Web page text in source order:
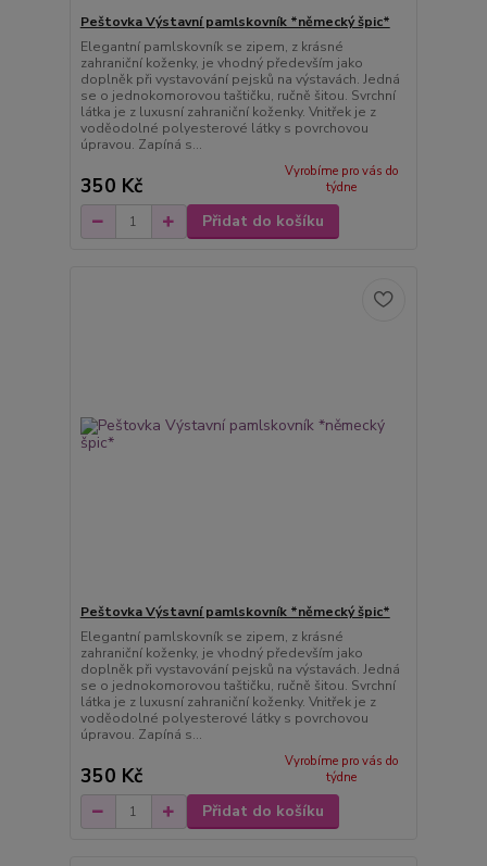
Peštovka Výstavní pamlskovník *německý špic*
Elegantní pamlskovník se zipem, z krásné
zahraniční koženky, je vhodný především jako
doplněk při vystavování pejsků na výstavách. Jedná
se o jednokomorovou taštičku, ručně šitou. Svrchní
látka je z luxusní zahraniční koženky. Vnitřek je z
voděodolné polyesterové látky s povrchovou
úpravou. Zapíná s...
350 Kč
Vyrobíme pro vás do
týdne
Přidat do košíku
Peštovka Výstavní pamlskovník *německý špic*
Elegantní pamlskovník se zipem, z krásné
zahraniční koženky, je vhodný především jako
doplněk při vystavování pejsků na výstavách. Jedná
se o jednokomorovou taštičku, ručně šitou. Svrchní
látka je z luxusní zahraniční koženky. Vnitřek je z
voděodolné polyesterové látky s povrchovou
úpravou. Zapíná s...
350 Kč
Vyrobíme pro vás do
týdne
Přidat do košíku